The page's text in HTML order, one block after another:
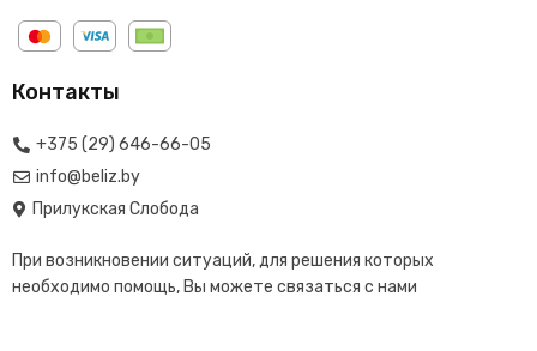
Контакты
+375 (29) 646-66-05
info@beliz.by
Прилукская Слобода
При возникновении ситуаций, для решения которых
необходимо помощь, Вы можете связаться с нами